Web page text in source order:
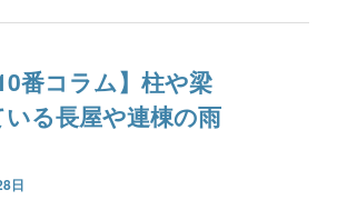
番コラム】柱や梁
る長屋や連棟の雨
日